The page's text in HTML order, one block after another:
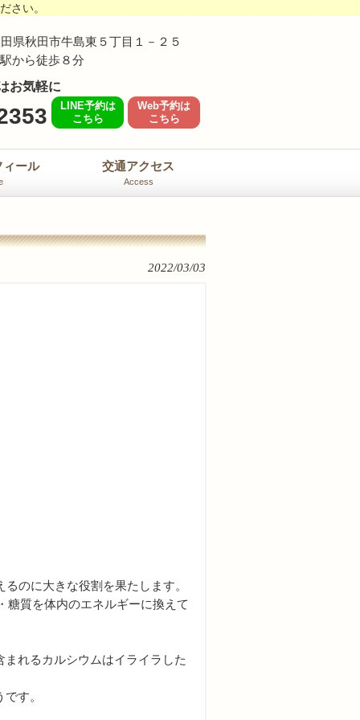
さい。
県秋田市牛島東５丁目１－２５
から徒歩８分
お気軽に
LINE予約は
こちら
Web予約は
こちら
ィール 交通アクセス
Access
2022/03/03
のに大きな役割を果たします。
糖質を体内のエネルギーに換えて
れるカルシウムはイライラした
す。